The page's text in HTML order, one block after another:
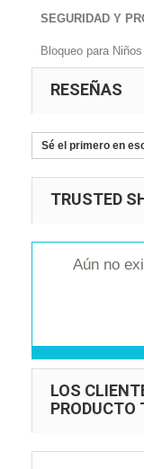
SEGURIDAD Y
Bloqueo para Niños
RESEÑAS
Sé el primero en
TRUSTED
Aún no
LOS
PRODUCTO